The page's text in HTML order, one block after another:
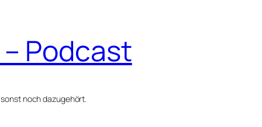
Podcast
noch dazugehört.